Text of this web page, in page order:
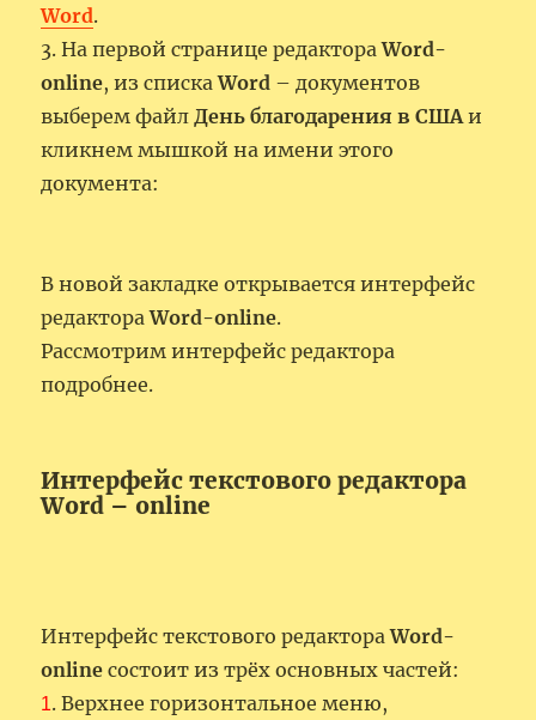
Word.
3. На первой странице редактораWord-
online, из спискаWord – документов
выберем файлДень благодарения в СШАи
кликнем мышкой на имени этого
документа:
В новой закладке открывается интерфейс
редактораWord-online.
Рассмотрим интерфейс редактора
подробнее.
Интерфейс текстового редактора
Word – online
Интерфейс текстового редактораWord-
online состоит из трёх основных частей:
1. Верхнее горизонтальное меню,